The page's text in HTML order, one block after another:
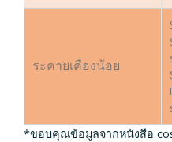
ระคายเคืองน้อย
*ขอบคุณข้อมูลจากหนังสือ